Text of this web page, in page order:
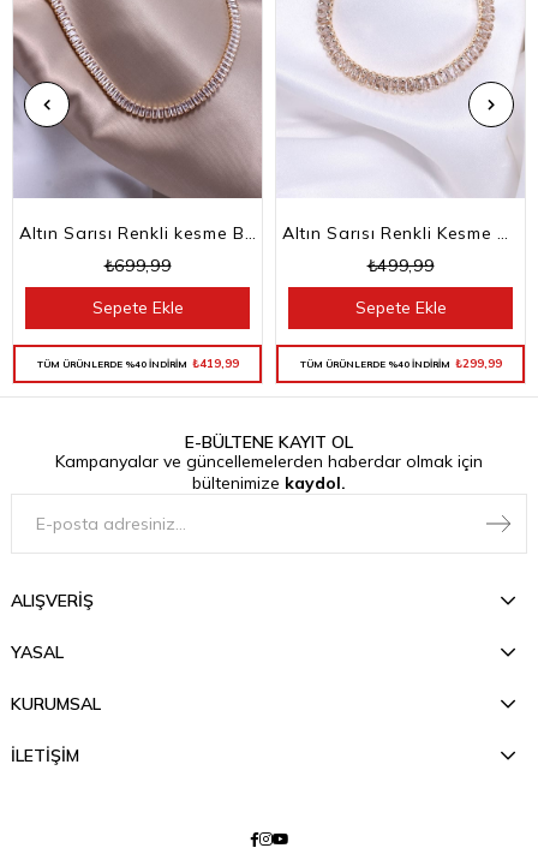
Altın Sarısı Renkli kesme Baget Taşlı Su Yolu Choker Kolye
₺699,99
TÜM ÜRÜNLERDE %40 İNDİRİM ₺419,99
Sepete Ekle
Altın Sarısı Renkli Kesme Baget Taşlı Su Yolu Bileklik
₺499,99
TÜM ÜRÜNLERDE %40 İNDİRİM ₺299,99
Sepete Ekle
E-BÜLTENE KAYIT OL
Kampanyalar ve güncellemelerden haberdar olmak için
bültenimize kaydol.
ALIŞVERİŞ
YASAL
KURUMSAL
İLETİŞİM